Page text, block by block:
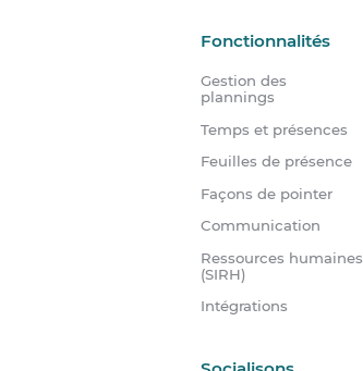
Fonctionnalités
Gestion des
plannings
Temps et présences
Feuilles de présence
Façons de pointer
Communication
Ressources humaines
(SIRH)
Intégrations